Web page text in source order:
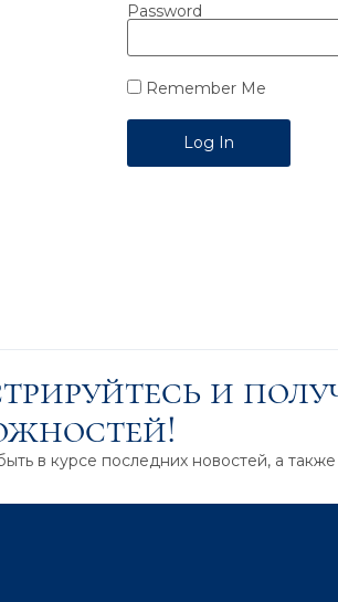
Password
Remember Me
и
в курсе последних новостей, а